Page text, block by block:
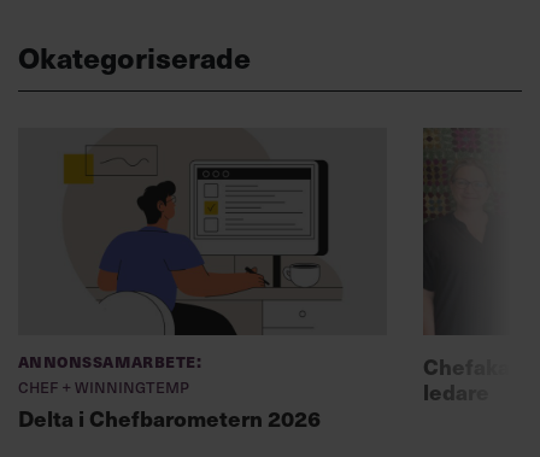
Okategoriserade
Annonssamarbete:
Chef + Winningtemp
Delta i Chefbarometern 2026
ledare